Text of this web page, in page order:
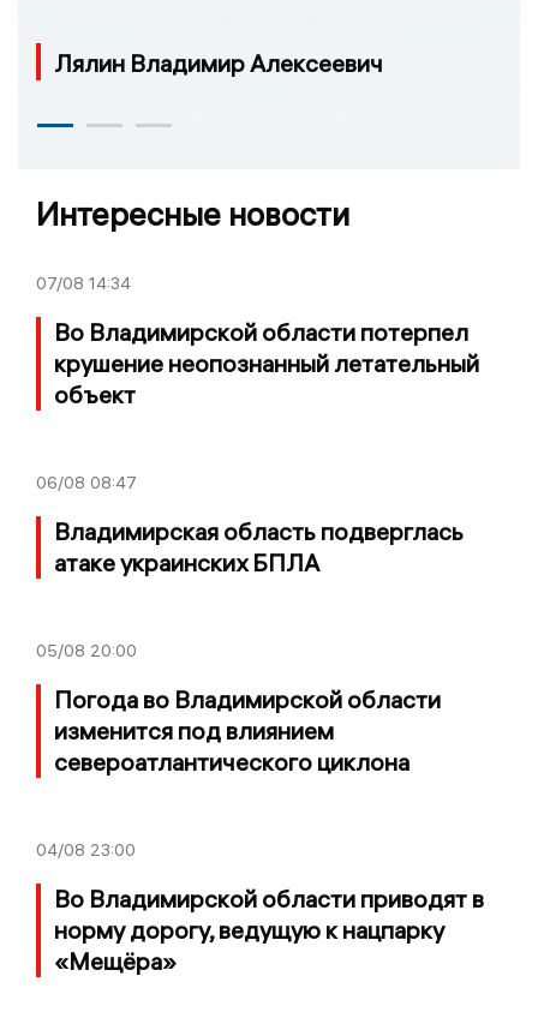
Лялин Владимир Алексеевич
Интересные новости
07/08 14:34
Во Владимирской области потерпел
крушение неопознанный летательный
объект
06/08 08:47
Владимирская область подверглась
атаке украинских БПЛА
05/08 20:00
Погода во Владимирской области
изменится под влиянием
североатлантического циклона
04/08 23:00
Во Владимирской области приводят в
норму дорогу, ведущую к нацпарку
«Мещёра»